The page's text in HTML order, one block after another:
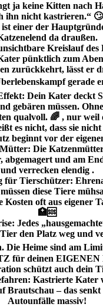
ja keine Kitten nach
ihn nicht kastrieren.“ 🙄
einer der
da draußen.
Kreislauf des
pünktlich zum
zurückkehrt, lässt er
gerade
Dein Kater deckt
gebären müssen.
qualvoll. 🌈 , nur weil
es nicht, dass sie
beginnt vor der
Die
abgemagert und am
und verrecken elendig .
für Tierschützer:
diese Tiere
Kosten oft aus eigener
🏥🆘
Jedes
den Platz weg und
Die Heime sind am
für deinen
schützt auch dein
Kastrierte Kater
Brautschau – das
Autounfälle massiv!